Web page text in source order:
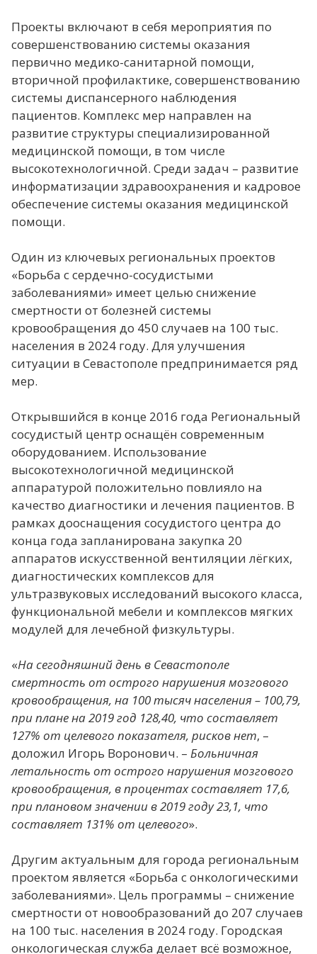
Проекты включают в себя мероприятия по
совершенствованию системы оказания
первично медико-санитарной помощи,
вторичной профилактике, совершенствованию
системы диспансерного наблюдения
пациентов. Комплекс мер направлен на
развитие структуры специализированной
медицинской помощи, в том числе
высокотехнологичной. Среди задач – развитие
информатизации здравоохранения и кадровое
обеспечение системы оказания медицинской
помощи.
Один из ключевых региональных проектов
«Борьба с сердечно-сосудистыми
заболеваниями» имеет целью снижение
смертности от болезней системы
кровообращения до 450 случаев на 100 тыс.
населения в 2024 году. Для улучшения
ситуации в Севастополе предпринимается ряд
мер.
Открывшийся в конце 2016 года Региональный
сосудистый центр оснащён современным
оборудованием. Использование
высокотехнологичной медицинской
аппаратурой положительно повлияло на
качество диагностики и лечения пациентов. В
рамках дооснащения сосудистого центра до
конца года запланирована закупка 20
аппаратов искусственной вентиляции лёгких,
диагностических комплексов для
ультразвуковых исследований высокого класса,
функциональной мебели и комплексов мягких
модулей для лечебной физкультуры.
«На сегодняшний день в Севастополе
смертность от острого нарушения мозгового
кровообращения, на 100 тысяч населения – 100,79,
при плане на 2019 год 128,40, что составляет
127% от целевого показателя, рисков нет, –
доложил Игорь Воронович. – Больничная
летальность от острого нарушения мозгового
кровообращения, в процентах составляет 17,6,
при плановом значении в 2019 году 23,1, что
составляет 131% от целевого».
Другим актуальным для города региональным
проектом является «Борьба с онкологическими
заболеваниями». Цель программы – снижение
смертности от новообразований до 207 случаев
на 100 тыс. населения в 2024 году. Городская
онкологическая служба делает всё возможное,